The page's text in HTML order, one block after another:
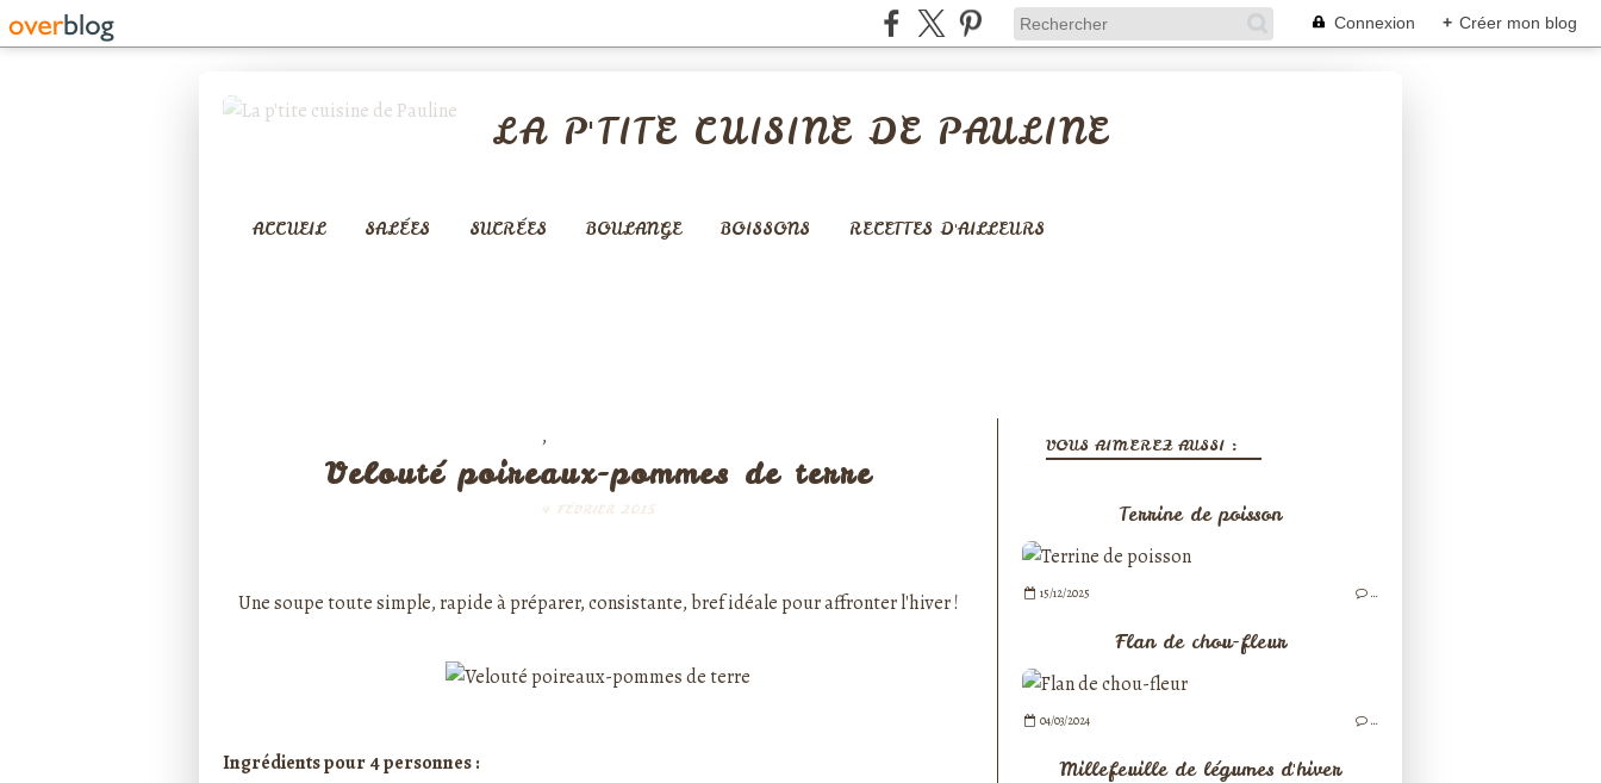
Connexion + Créer mon blog
LA P'TITE CUISINE DE PAULINE
ACCUEIL SALÉES SUCRÉES BOULANGE BOISSONS RECETTES D'AILLEURS
,
Velouté poireaux-pommes de terre
4 FÉVRIER 2015
Une soupe toute simple, rapide à préparer, consistante, bref idéale pour affronter l'hiver !
Ingrédients pour 4 personnes :
VOUS AIMEREZ AUSSI :
Terrine de poisson
15/12/2025 …
Flan de chou-fleur
04/03/2024 …
Millefeuille de légumes d'hiver